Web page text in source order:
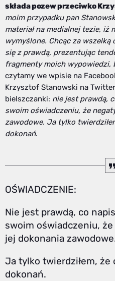
składa pozew przeciwko
moim przypadku pan
materiał na medialnej tezie, iż
wymyślone. Chcąc za wszelką
się z prawdą, prezentując
fragmenty moich wypowiedzi,
czytamy we wpisie na
Krzysztof Stanowski na
bielszczanki: nie jest prawdą,
swoim oświadczeniu, że
zawodowe. Ja tylko
dokonań.
OŚWIADCZENIE:
Nie jest prawdą, co
swoim oświadczeniu,
jej dokonania
Ja tylko twierdziłem, że
dokonań.